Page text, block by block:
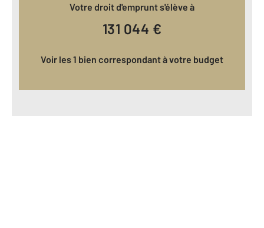
Votre droit d'emprunt s'élève à
131 044 €
Voir les 1 bien correspondant à votre budget